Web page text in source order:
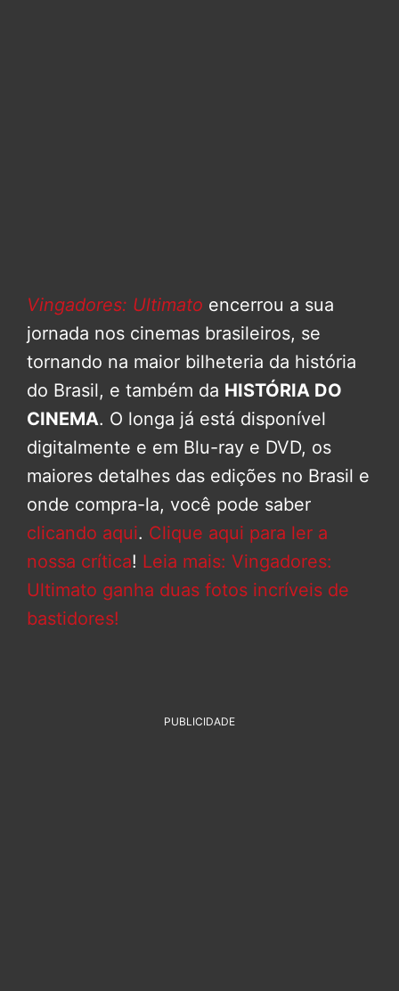
Vingadores: Ultimato encerrou a sua
jornada nos cinemas brasileiros, se
tornando na maior bilheteria da história
do Brasil, e também da HISTÓRIA DO
CINEMA. O longa já está disponível
digitalmente e em Blu-ray e DVD, os
maiores detalhes das edições no Brasil e
onde compra-la, você pode saber
clicando aqui. Clique aqui para ler a
nossa crítica! Leia mais: Vingadores:
Ultimato ganha duas fotos incríveis de
bastidores!
PUBLICIDADE